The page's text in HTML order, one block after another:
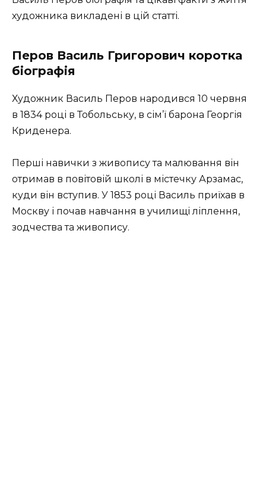
художника викладені в цій статті.
Перов Василь Григорович коротка
біографія
Художник Василь Перов народився 10 червня
в 1834 році в Тобольську, в сім’ї барона Георгія
Криденера.
Перші навички з живопису та малювання він
отримав в повітовій школі в містечку Арзамас,
куди він вступив. У 1853 році Василь приїхав в
Москву і почав навчання в училищі ліплення,
зодчества та живопису.